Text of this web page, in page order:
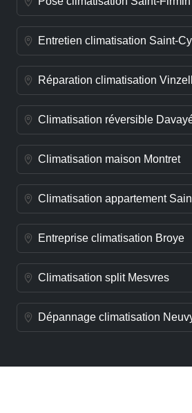
Entretien climatisation Saint-
Réparation climatisation
Climatisation réversible
Climatisation maison Montret
Climatisation appartement
Entreprise climatisation Broye
Climatisation split Mesvres
Dépannage climatisation